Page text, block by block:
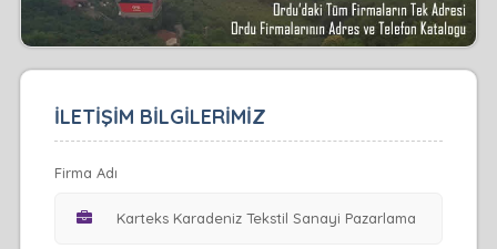
İLETİŞİM BİLGİLERİMİZ
Firma Adı